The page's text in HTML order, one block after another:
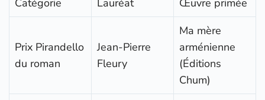
Catégorie Lauréat Œuvre primée
Prix Pirandello
du roman
Jean-Pierre
Fleury
Ma mère
arménienne
(Éditions
Chum)